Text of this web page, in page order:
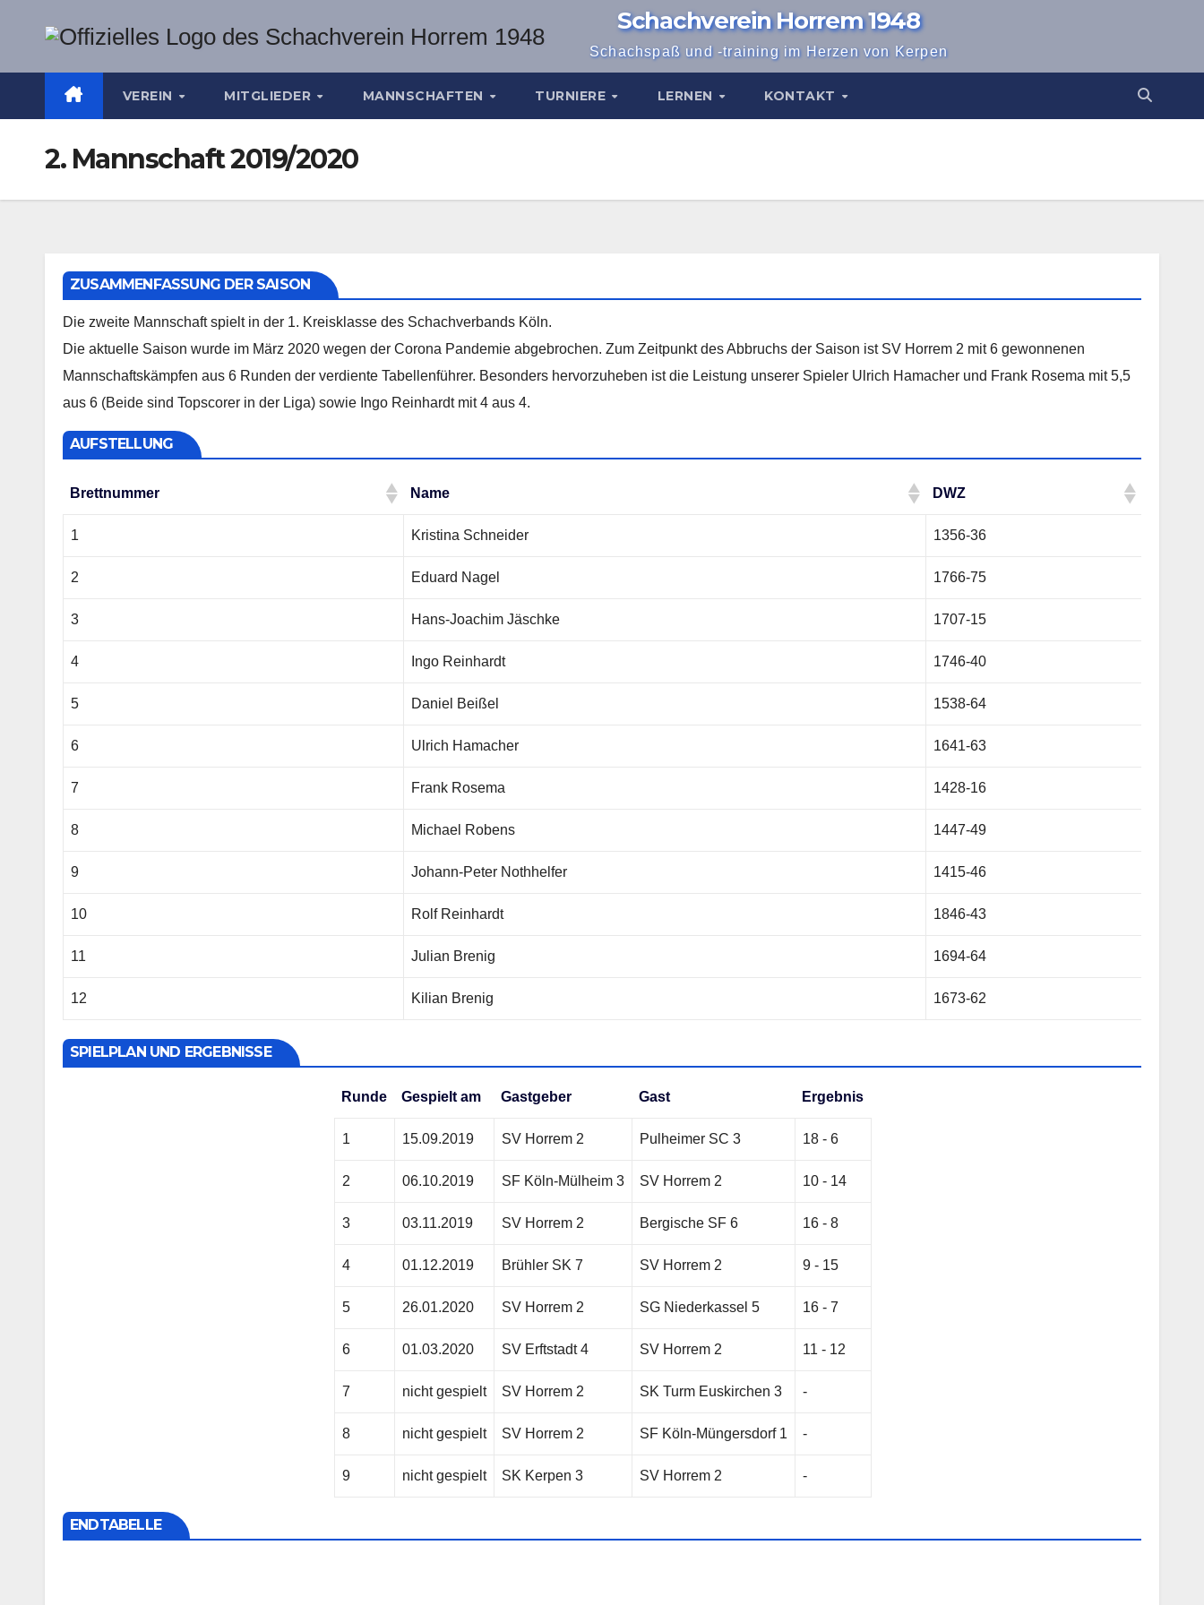
Schachverein Horrem 1948
Schachspaß und -training im Herzen von Kerpen
VEREIN MITGLIEDER MANNSCHAFTEN TURNIERE LERNEN KONTAKT
2. Mannschaft 2019/2020
ZUSAMMENFASSUNG DER SAISON
Die zweite Mannschaft spielt in der 1. Kreisklasse des Schachverbands Köln.
Die aktuelle Saison wurde im März 2020 wegen der Corona Pandemie abgebrochen. Zum Zeitpunkt des Abbruchs der Saison ist SV Horrem 2 mit 6 gewonnenen
Mannschaftskämpfen aus 6 Runden der verdiente Tabellenführer. Besonders hervorzuheben ist die Leistung unserer Spieler Ulrich Hamacher und Frank Rosema mit 5,5
aus 6 (Beide sind Topscorer in der Liga) sowie Ingo Reinhardt mit 4 aus 4.
AUFSTELLUNG
Brettnummer Name DWZ
Brettnummer Name DWZ
1 Kristina Schneider 1356-36
2 Eduard Nagel 1766-75
3 Hans-Joachim Jäschke 1707-15
4 Ingo Reinhardt 1746-40
5 Daniel Beißel 1538-64
6 Ulrich Hamacher 1641-63
7 Frank Rosema 1428-16
8 Michael Robens 1447-49
9 Johann-Peter Nothhelfer 1415-46
10 Rolf Reinhardt 1846-43
11 Julian Brenig 1694-64
12 Kilian Brenig 1673-62
SPIELPLAN UND ERGEBNISSE
Runde Gespielt am Gastgeber Gast Ergebnis
1 15.09.2019 SV Horrem 2 Pulheimer SC 3 18 - 6
2 06.10.2019 SF Köln-Mülheim 3 SV Horrem 2 10 - 14
3 03.11.2019 SV Horrem 2 Bergische SF 6 16 - 8
4 01.12.2019 Brühler SK 7 SV Horrem 2 9 - 15
5 26.01.2020 SV Horrem 2 SG Niederkassel 5 16 - 7
6 01.03.2020 SV Erftstadt 4 SV Horrem 2 11 - 12
7 nicht gespielt SV Horrem 2 SK Turm Euskirchen 3 -
8 nicht gespielt SV Horrem 2 SF Köln-Müngersdorf 1 -
9 nicht gespielt SK Kerpen 3 SV Horrem 2 -
ENDTABELLE